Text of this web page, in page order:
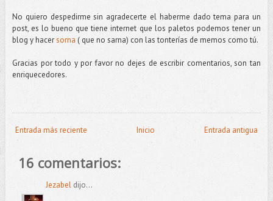
No quiero despedirme sin agradecerte el haberme dado tema para un
post, es lo bueno que tiene internet que los paletos podemos tener un
blog y hacersorna ( que no sarna) con las tonterías de memos como tú.
Gracias por todo y por favor no dejes de escribir comentarios, son tan
enriquecedores.
Entrada más reciente Entrada antigua
Inicio
16 comentarios:
Jezabeldijo...